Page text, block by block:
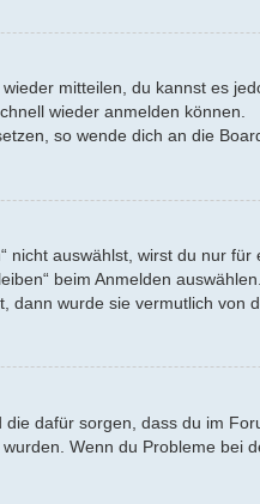
mitteilen, du kannst es
wieder anmelden können.
so wende dich an die
nicht auswählst, wirst du nur
beim Anmelden
wurde sie vermutlich von
die dafür sorgen, dass du im
Wenn du Probleme